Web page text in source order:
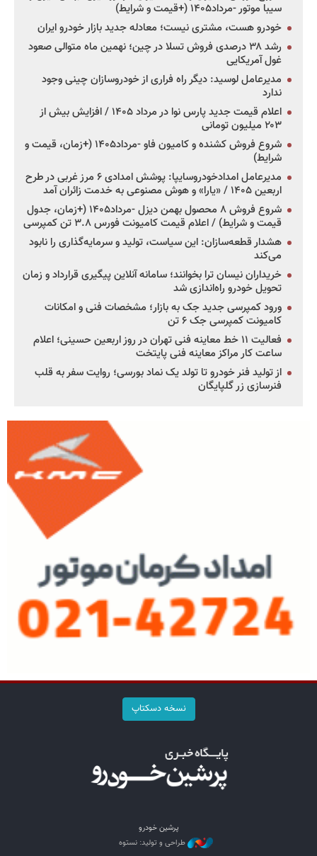
سیبا موتور -مرداد۱۴۰۵ (+قیمت و شرایط)
خودرو هست، مشتری نیست؛ معادله جدید بازار خودرو ایران
رشد ۳۸ درصدی فروش تسلا در چین؛ نهمین ماه متوالی صعود
غول آمریکایی
مدیرعامل لوسید: دیگر راه فراری از خودروسازان چینی وجود
ندارد
اعلام قیمت جدید پارس نوا در مرداد ۱۴۰۵ / افزایش بیش از
۲۰۳ میلیون تومانی
شروع فروش کشنده و کامیون فاو -مرداد۱۴۰۵ (+زمان، قیمت و
شرایط)
مدیرعامل امدادخودروسایپا: پوشش امدادی ۶ مرز غربی در طرح
اربعین ۱۴۰۵ / «یارا» و هوش مصنوعی به خدمت زائران آمد
شروع فروش ۸ محصول بهمن دیزل -مرداد۱۴۰۵ (+زمان، جدول
قیمت و شرایط) / اعلام قیمت کامیونت فورس ۳.۸ تن کمپرسی
هشدار قطعه‌سازان: این سیاست، تولید و سرمایه‌گذاری را نابود
می‌کند
خریداران نیسان ترا بخوانند؛ سامانه آنلاین پیگیری قرارداد و زمان
تحویل خودرو راه‌اندازی شد
ورود کمپرسی جدید جک به بازار؛ مشخصات فنی و امکانات
کامیونت کمپرسی جک ۶ تن
فعالیت ۱۱ خط معاینه فنی تهران در روز اربعین حسینی؛ اعلام
ساعت کار مراکز معاینه فنی پایتخت
از تولید فنر خودرو تا تولد یک نماد بورسی؛ روایت سفر به قلب
فنرسازی زر گلپایگان
نسخه دسکتاپ
پرشین خودرو
طراحی و تولید: نستوه